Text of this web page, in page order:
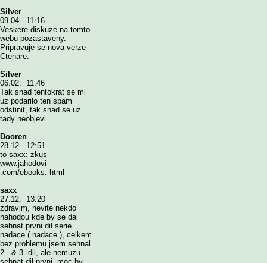
Silver
09.04. 11:16
Veskere diskuze na tomto
webu pozastaveny.
Pripravuje se nova verze
Ctenare.
Silver
06.02. 11:46
Tak snad tentokrat se mi
uz podarilo ten spam
odstinit, tak snad se uz
tady neobjevi
Dooren
28.12. 12:51
to saxx: zkus
www.jahodovi
.com/ebooks. html
saxx
27.12. 13:20
zdravim, nevite nekdo
nahodou kde by se dal
sehnat prvni dil serie
nadace ( nadace ), celkem
bez problemu jsem sehnal
2 . & 3. dil, ale nemuzu